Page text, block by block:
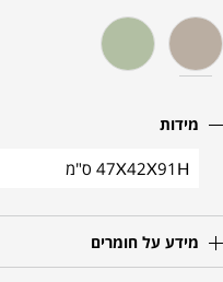
מידות
47X42X91H ס"מ
מידע על חומרים